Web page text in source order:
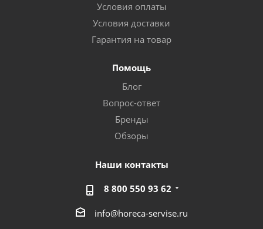
Условия оплаты
Условия доставки
Гарантия на товар
Помощь
Блог
Вопрос-ответ
Бренды
Обзоры
Наши контакты
8 800 550 93 62
info@horeca-servise.ru